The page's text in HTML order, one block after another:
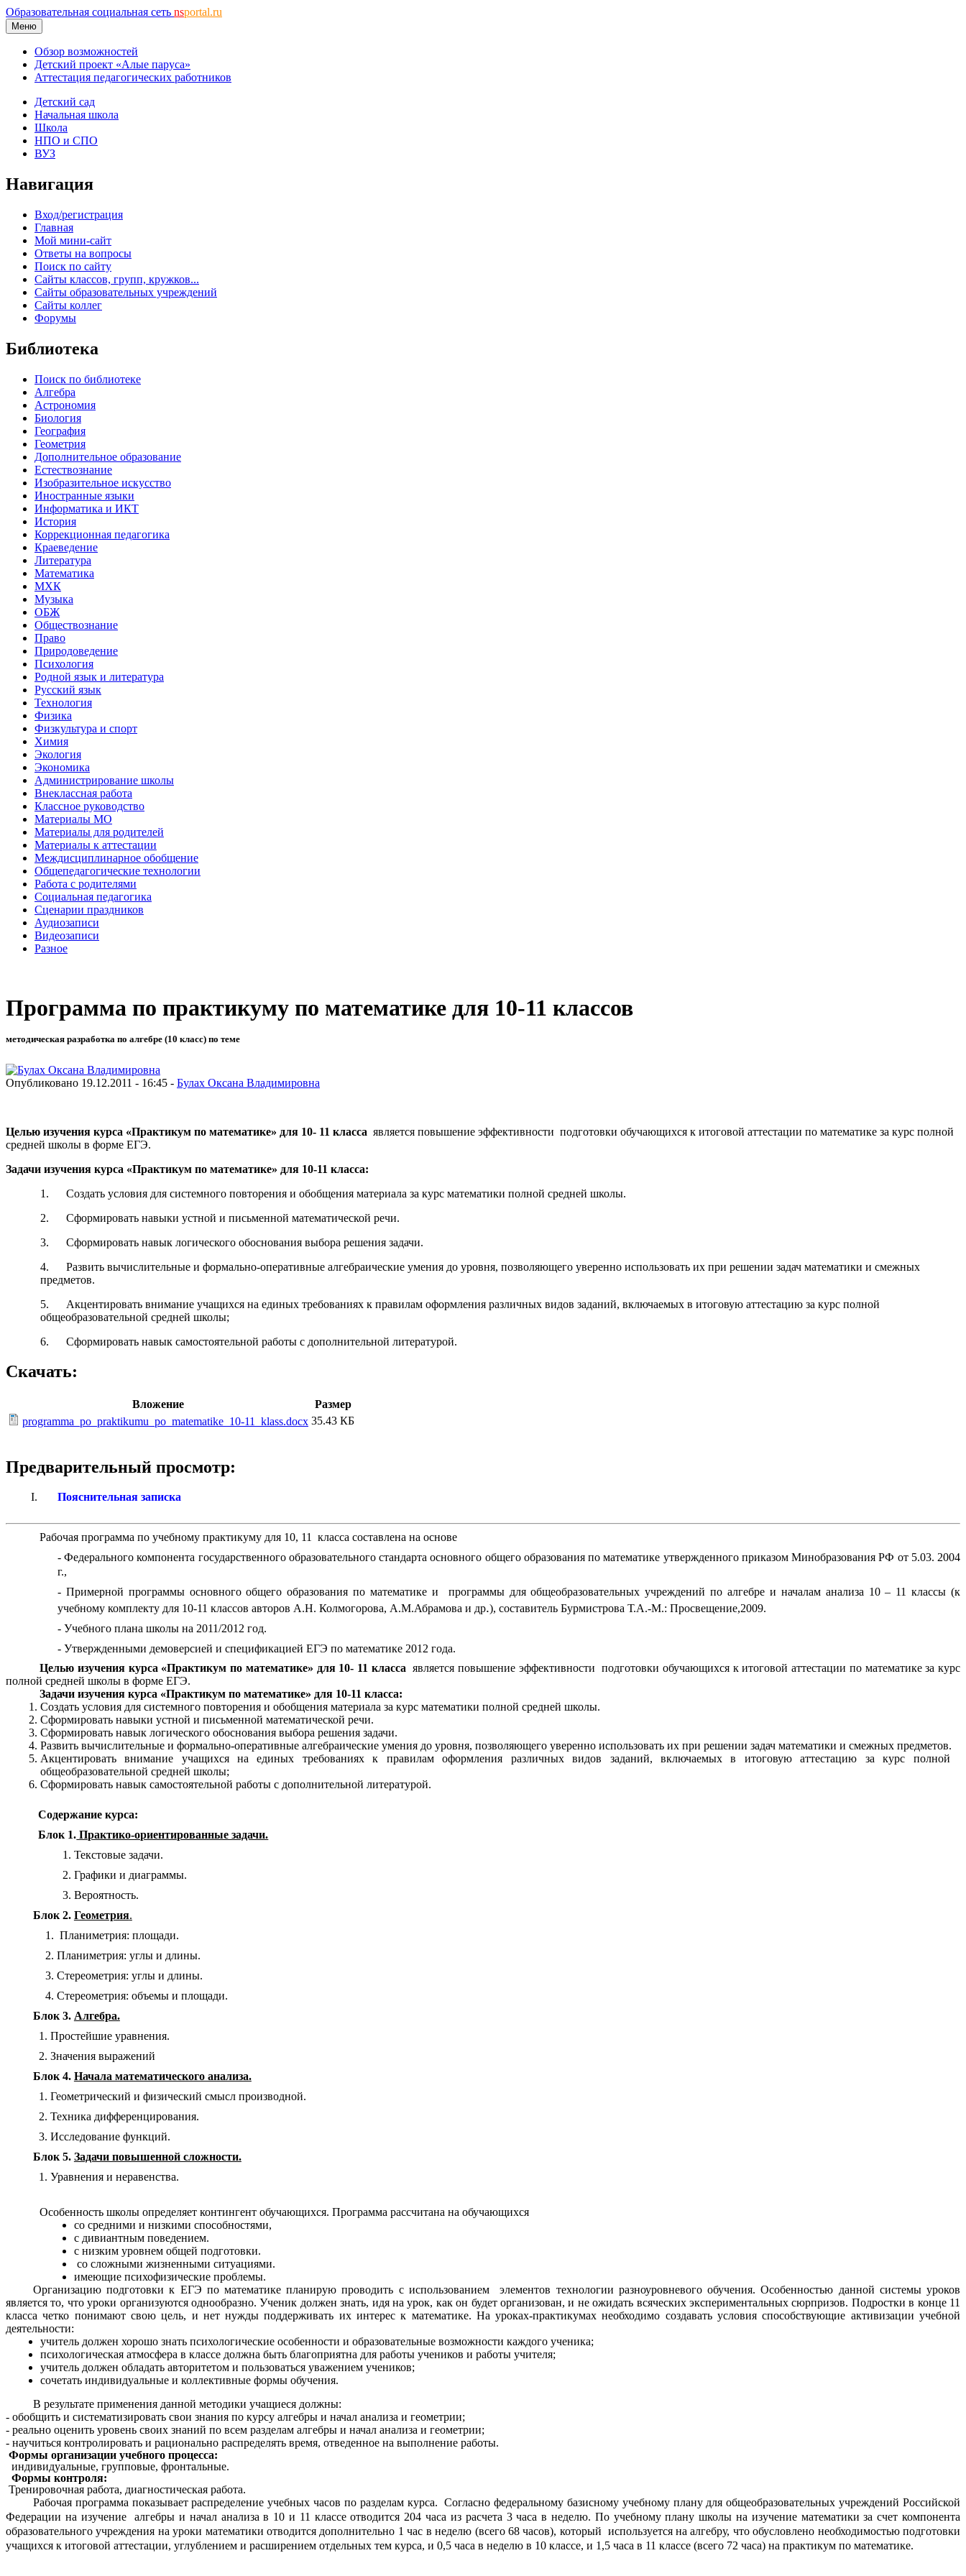
Образовательная социальная сеть nsportal.ru
Меню
Обзор возможностей
Детский проект «Алые паруса»
Аттестация педагогических работников
Детский сад
Начальная школа
Школа
НПО и СПО
ВУЗ
Навигация
Вход/регистрация
Главная
Мой мини-сайт
Ответы на вопросы
Поиск по сайту
Сайты классов, групп, кружков...
Сайты образовательных учреждений
Сайты коллег
Форумы
Библиотека
Поиск по библиотеке
Алгебра
Астрономия
Биология
География
Геометрия
Дополнительное образование
Естествознание
Изобразительное искусство
Иностранные языки
Информатика и ИКТ
История
Коррекционная педагогика
Краеведение
Литература
Математика
МХК
Музыка
ОБЖ
Обществознание
Право
Природоведение
Психология
Родной язык и литература
Русский язык
Технология
Физика
Физкультура и спорт
Химия
Экология
Экономика
Администрирование школы
Внеклассная работа
Классное руководство
Материалы МО
Материалы для родителей
Материалы к аттестации
Междисциплинарное обобщение
Общепедагогические технологии
Работа с родителями
Социальная педагогика
Сценарии праздников
Аудиозаписи
Видеозаписи
Разное
Программа по практикуму по математике для 10-11 классов
методическая разработка по алгебре (10 класс) по теме
Опубликовано 19.12.2011 - 16:45 - Булах Оксана Владимировна
Целью изучения курса «Практикум по математике» для 10- 11 класса является повышение эффективности подготовки обучающихся к итоговой аттестации по математике за курс полной
средней школы в форме ЕГЭ.
Задачи изучения курса «Практикум по математике» для 10-11 класса:
1. Создать условия для системного повторения и обобщения материала за курс математики полной средней школы.
2. Сформировать навыки устной и письменной математической речи.
3. Сформировать навык логического обоснования выбора решения задачи.
4. Развить вычислительные и формально-оперативные алгебраические умения до уровня, позволяющего уверенно использовать их при решении задач математики и смежных
предметов.
5. Акцентировать внимание учащихся на единых требованиях к правилам оформления различных видов заданий, включаемых в итоговую аттестацию за курс полной
общеобразовательной средней школы;
6. Сформировать навык самостоятельной работы с дополнительной литературой.
Скачать:
Вложение
Размер
programma_po_praktikumu_po_matematike_10-11_klass.docx 35.43 КБ
Предварительный просмотр:
Пояснительная записка
Рабочая программа по учебному практикуму для 10, 11 класса составлена на основе
- Федерального компонента государственного образовательного стандарта основного общего образования по математике утвержденного приказом Минобразования РФ от 5.03. 2004
г.,
- Примерной программы основного общего образования по математике и программы для общеобразовательных учреждений по алгебре и началам анализа 10 – 11 классы (к
учебному комплекту для 10-11 классов авторов А.Н. Колмогорова, А.М.Абрамова и др.), составитель Бурмистрова Т.А.-М.: Просвещение,2009.
- Учебного плана школы на 2011/2012 год.
- Утвержденными демоверсией и спецификацией ЕГЭ по математике 2012 года.
Целью изучения курса «Практикум по математике» для 10- 11 класса является повышение эффективности подготовки обучающихся к итоговой аттестации по математике за курс
полной средней школы в форме ЕГЭ.
Задачи изучения курса «Практикум по математике» для 10-11 класса:
Создать условия для системного повторения и обобщения материала за курс математики полной средней школы.
Сформировать навыки устной и письменной математической речи.
Сформировать навык логического обоснования выбора решения задачи.
Развить вычислительные и формально-оперативные алгебраические умения до уровня, позволяющего уверенно использовать их при решении задач математики и смежных предметов.
Акцентировать внимание учащихся на единых требованиях к правилам оформления различных видов заданий, включаемых в итоговую аттестацию за курс полной
общеобразовательной средней школы;
Сформировать навык самостоятельной работы с дополнительной литературой.
Содержание курса:
Блок 1. Практико-ориентированные задачи.
Текстовые задачи.
Графики и диаграммы.
Вероятность.
Блок 2. Геометрия.
Планиметрия: площади.
Планиметрия: углы и длины.
Стереометрия: углы и длины.
Стереометрия: объемы и площади.
Блок 3. Алгебра.
Простейшие уравнения.
Значения выражений
Блок 4. Начала математического анализа.
Геометрический и физический смысл производной.
Техника дифференцирования.
Исследование функций.
Блок 5. Задачи повышенной сложности.
Уравнения и неравенства.
Особенность школы определяет контингент обучающихся. Программа рассчитана на обучающихся
со средними и низкими способностями,
с дивиантным поведением.
с низким уровнем общей подготовки.
со сложными жизненными ситуациями.
имеющие психофизические проблемы.
Организацию подготовки к ЕГЭ по математике планирую проводить с использованием элементов технологии разноуровневого обучения. Особенностью данной системы уроков
является то, что уроки организуются однообразно. Ученик должен знать, идя на урок, как он будет организован, и не ожидать всяческих экспериментальных сюрпризов. Подростки в конце 11
класса четко понимают свою цель, и нет нужды поддерживать их интерес к математике. На уроках-практикумах необходимо создавать условия способствующие активизации учебной
деятельности:
учитель должен хорошо знать психологические особенности и образовательные возможности каждого ученика;
психологическая атмосфера в классе должна быть благоприятна для работы учеников и работы учителя;
учитель должен обладать авторитетом и пользоваться уважением учеников;
сочетать индивидуальные и коллективные формы обучения.
В результате применения данной методики учащиеся должны:
- обобщить и систематизировать свои знания по курсу алгебры и начал анализа и геометрии;
- реально оценить уровень своих знаний по всем разделам алгебры и начал анализа и геометрии;
- научиться контролировать и рационально распределять время, отведенное на выполнение работы.
Формы организации учебного процесса:
групповые, фронтальные.
Формы контроля:
Тренировочная работа, диагностическая работа.
Рабочая программа показывает распределение учебных часов по разделам курса. Согласно федеральному базисному учебному плану для общеобразовательных учреждений Российской
Федерации на изучение алгебры и начал анализа в 10 и 11 классе отводится 204 часа из расчета 3 часа в неделю. По учебному плану школы на изучение математики за счет компонента
образовательного учреждения на уроки математики отводится дополнительно 1 час в неделю (всего 68 часов), который используется на алгебру, что обусловлено необходимостью подготовки
учащихся к итоговой аттестации, углублением и расширением отдельных тем курса, и 0,5 часа в неделю в 10 классе, и 1,5 часа в 11 классе (всего 72 часа) на практикум по математике.